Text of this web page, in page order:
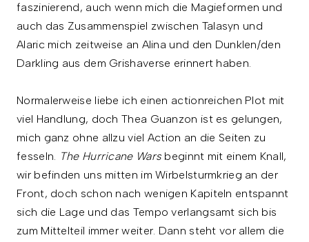
faszinierend, auch wenn mich die Magieformen und
auch das Zusammenspiel zwischen Talasyn und
Alaric mich zeitweise an Alina und den Dunklen/den
Darkling aus dem Grishaverse erinnert haben.
Normalerweise liebe ich einen actionreichen Plot mit
viel Handlung, doch Thea Guanzon ist es gelungen,
mich ganz ohne allzu viel Action an die Seiten zu
fesseln. The Hurricane Wars beginnt mit einem Knall,
wir befinden uns mitten im Wirbelsturmkrieg an der
Front, doch schon nach wenigen Kapiteln entspannt
sich die Lage und das Tempo verlangsamt sich bis
zum Mittelteil immer weiter. Dann steht vor allem die